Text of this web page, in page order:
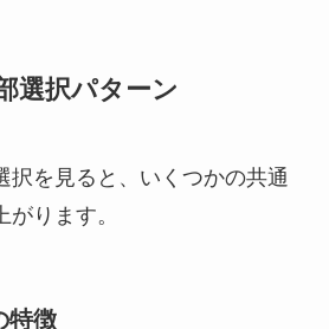
選択パターン
択を見ると、いくつかの共通
ります。
特徴